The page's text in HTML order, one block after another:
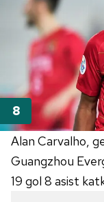
Alan Carvalho,
Guangzhou
19 gol 8 asist